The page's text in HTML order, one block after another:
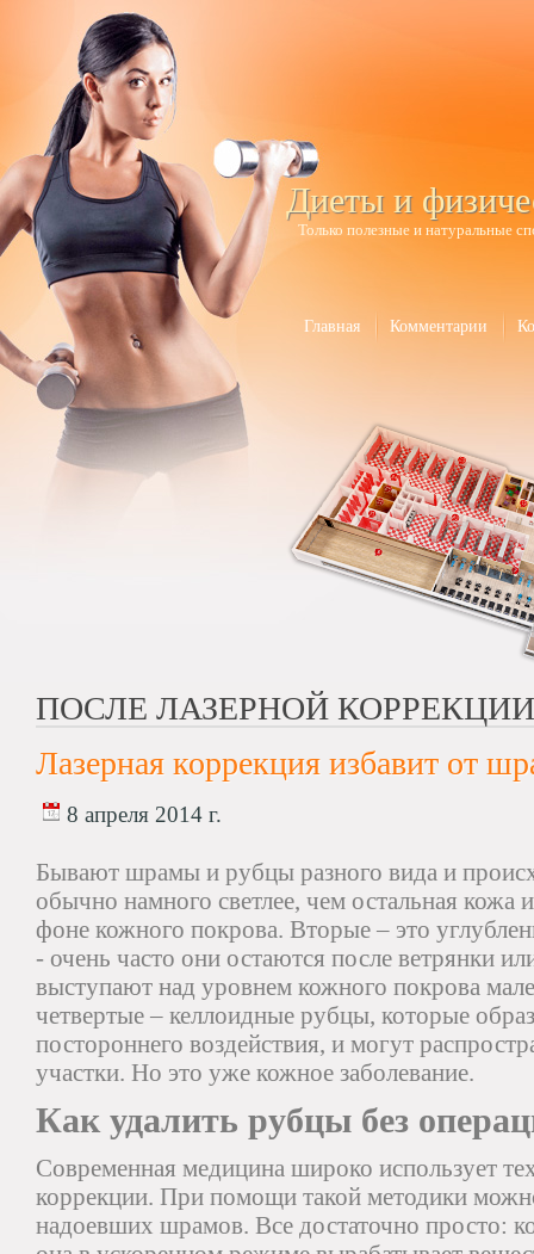
Диеты и
Только полезные и натуральные
Главная Комментарии
ПОСЛЕ ЛАЗЕРНОЙ КОРРЕКЦИИ
Лазерная коррекция избавит от
8 апреля 2014 г.
Бывают шрамы и рубцы разного вида и
обычно намного светлее, чем остальная кожа
фоне кожного покрова. Вторые – это
- очень часто они остаются после ветрянки
выступают над уровнем кожного покрова
четвертые – келлоидные рубцы, которые
постороннего воздействия, и могут
участки. Но это уже кожное заболевание.
Как удалить рубцы без
Современная медицина широко использует
коррекции. При помощи такой методики
надоевших шрамов. Все достаточно просто: